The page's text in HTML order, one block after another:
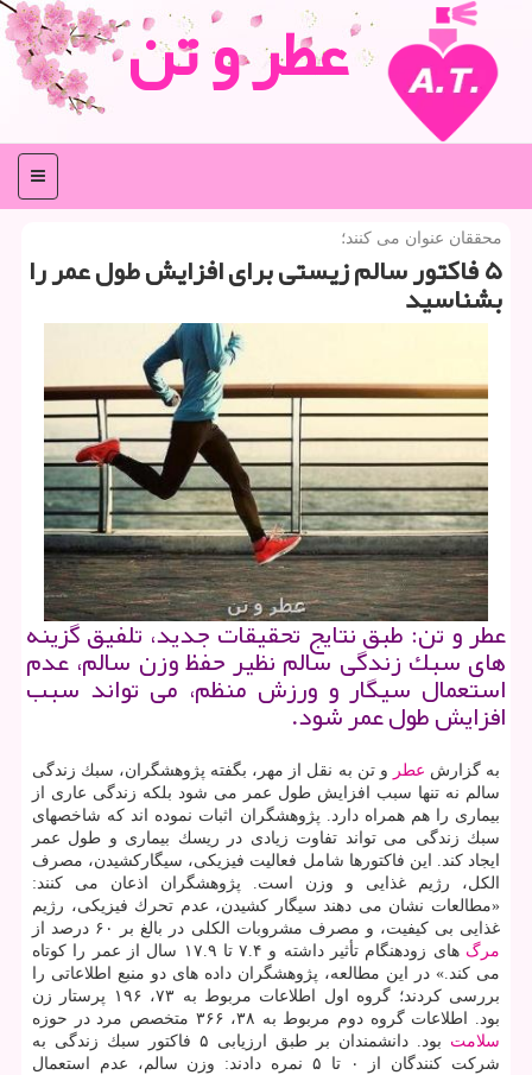
عطر و تن
منو
محققان عنوان می كنند؛
۵ فاكتور سالم زیستی برای افزایش طول عمر را
بشناسید
عطر و تن: طبق نتایج تحقیقات جدید، تلفیق گزینه
های سبك زندگی سالم نظیر حفظ وزن سالم، عدم
استعمال سیگار و ورزش منظم، می تواند سبب
افزایش طول عمر شود.
به گزارش عطر و تن به نقل از مهر، بگفته پژوهشگران، سبك زندگی
سالم نه تنها سبب افزایش طول عمر می شود بلكه زندگی عاری از
بیماری را هم همراه دارد. پژوهشگران اثبات نموده اند كه شاخصهای
سبك زندگی می تواند تفاوت زیادی در ریسك بیماری و طول عمر
ایجاد كند. این فاكتورها شامل فعالیت فیزیكی، سیگاركشیدن، مصرف
الكل، رژیم غذایی و وزن است. پژوهشگران اذعان می كنند:
«مطالعات نشان می دهند سیگار كشیدن، عدم تحرك فیزیكی، رژیم
غذایی بی كیفیت، و مصرف مشروبات الكلی در بالغ بر ۶۰ درصد از
مرگ
های زودهنگام تأثیر داشته و ۷.۴ تا ۱۷.۹ سال از عمر را كوتاه
می كند.» در این مطالعه، پژوهشگران داده های دو منبع اطلاعاتی را
بررسی كردند؛ گروه اول اطلاعات مربوط به ۷۳، ۱۹۶ پرستار زن
بود. اطلاعات گروه دوم مربوط به ۳۸، ۳۶۶ متخصص مرد در حوزه
سلامت
بود. دانشمندان بر طبق ارزیابی ۵ فاكتور سبك زندگی به
شركت كنندگان از ۰ تا ۵ نمره دادند: وزن سالم، عدم استعمال